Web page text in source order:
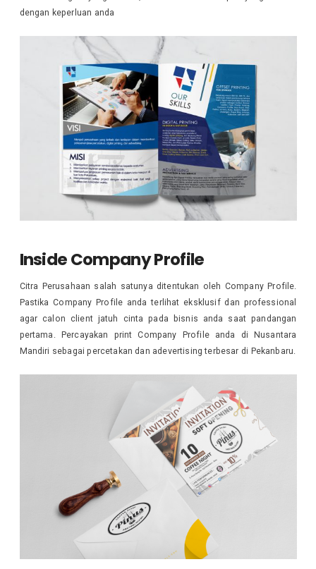
dengan keperluan anda
Inside Company Profile
Citra Perusahaan salah satunya ditentukan oleh Company Profile.
Pastika Company Profile anda terlihat eksklusif dan professional
agar calon client jatuh cinta pada bisnis anda saat pandangan
pertama. Percayakan print Company Profile anda di Nusantara
Mandiri sebagai percetakan dan adevertising terbesar di Pekanbaru.